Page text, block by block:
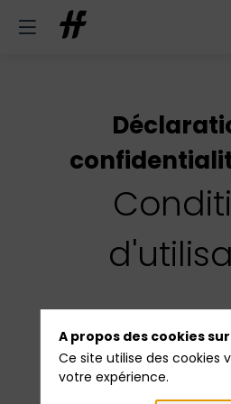
inwinkest un outil de
qui gère l’authentification
de leur inscription à
A propos des cookies
Ce site utilise des cookies
votre expérience.